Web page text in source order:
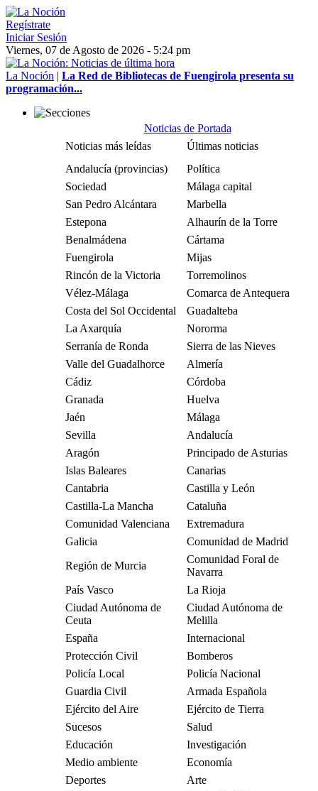
Regístrate
Iniciar Sesión
Viernes, 07 de Agosto de 2026 - 5:24 pm
La Noción | La Red de Bibliotecas de Fuengirola presenta su
programación...
Noticias de Portada
Noticias más leídas
Últimas noticias
Andalucía (provincias)
Política
Sociedad
Málaga capital
San Pedro Alcántara
Marbella
Estepona
Alhaurín de la Torre
Benalmádena
Cártama
Fuengirola
Mijas
Rincón de la Victoria
Torremolinos
Vélez-Málaga
Comarca de Antequera
Costa del Sol Occidental
Guadalteba
La Axarquía
Nororma
Serranía de Ronda
Sierra de las Nieves
Valle del Guadalhorce
Almería
Cádiz
Córdoba
Granada
Huelva
Jaén
Málaga
Sevilla
Andalucía
Aragón
Principado de Asturias
Islas Baleares
Canarias
Cantabria
Castilla y León
Castilla-La Mancha
Cataluña
Comunidad Valenciana
Extremadura
Galicia
Comunidad de Madrid
Región de Murcia
Comunidad Foral de
Navarra
País Vasco
La Rioja
Ciudad Autónoma de
Ceuta
Ciudad Autónoma de
Melilla
España
Internacional
Protección Civil
Bomberos
Policía Local
Policía Nacional
Guardia Civil
Armada Española
Ejército del Aire
Ejército de Tierra
Sucesos
Salud
Educación
Investigación
Medio ambiente
Economía
Deportes
Arte